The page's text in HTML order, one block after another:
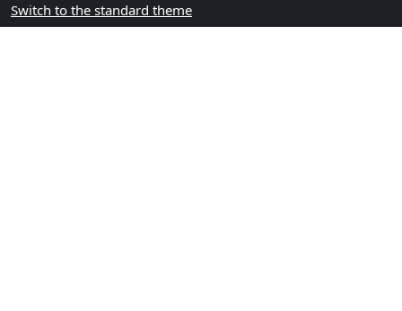
Switch to the standard theme